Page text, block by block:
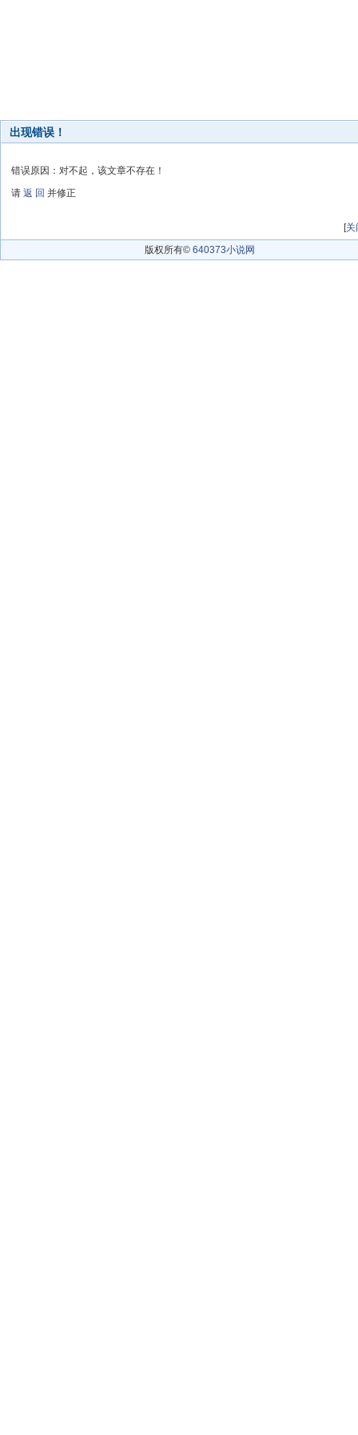
出现错误！
错误原因：对不起，该文章不存在！
请 返 回 并修正
[关
版权所有© 640373小说网